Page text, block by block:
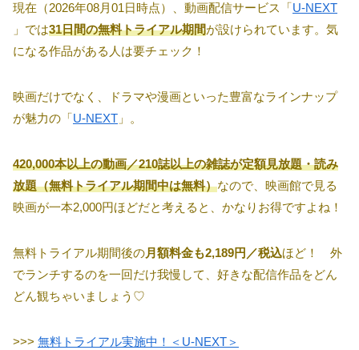
現在（2026年08月01日時点）、動画配信サービス「U-NEXT
」では31日間の無料トライアル期間が設けられています。気
になる作品がある人は要チェック！
映画だけでなく、ドラマや漫画といった豊富なラインナップ
が魅力の「U-NEXT 」。
420,000本以上の動画／210誌以上の雑誌が定額見放題・読み
放題（無料トライアル期間中は無料）なので、映画館で見る
映画が一本2,000円ほどだと考えると、かなりお得ですよね！
無料トライアル期間後の月額料金も2,189円／税込ほど！ 外
でランチするのを一回だけ我慢して、好きな配信作品をどん
どん観ちゃいましょう♡
>>> 無料トライアル実施中！＜U-NEXT＞